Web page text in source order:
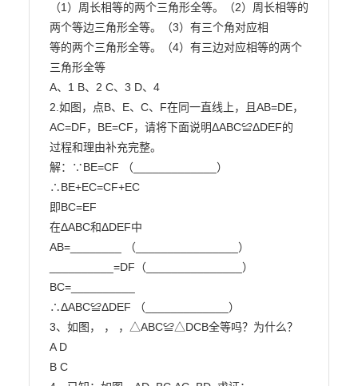
（1）周长相等的两个三角形全等。（2）周长相等的
两个等边三角形全等。（3）有三个角对应相
等的两个三角形全等。（4）有三边对应相等的两个
三角形全等
A、1 B、2 C、3 D、4
2.如图，点B、E、C、F在同一直线上，且AB=DE，
AC=DF，BE=CF，请将下面说明ΔABC≌ΔDEF的
过程和理由补充完整。
解：∵BE=CF （_____________）
∴BE+EC=CF+EC
即BC=EF
在ΔABC和ΔDEF中
AB=________ （________________）
__________=DF（_______________）
BC=__________
∴ΔABC≌ΔDEF （_____________）
3、如图， ， ，△ABC≌△DCB全等吗？为什么？
A D
B C